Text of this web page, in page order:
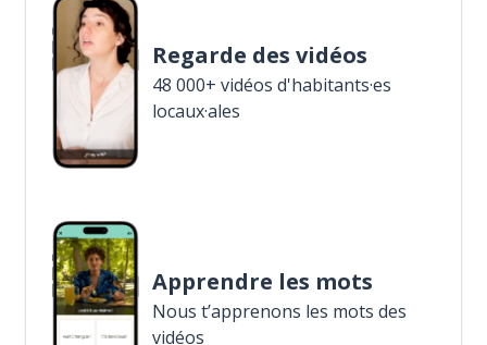
Regarde des vidéos
48 000+ vidéos d'habitants·es
locaux·ales
Apprendre les mots
Nous t’apprenons les mots des
vidéos